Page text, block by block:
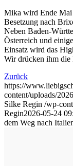
Mika wird Ende Mai
Besetzung nach
Neben Baden-
Österreich und
Einsatz wird das
Wir drücken ihm die
Zurück
https://
content/uploads/
Silke Regin /wp-
Regin2026-05-24
dem Weg nach